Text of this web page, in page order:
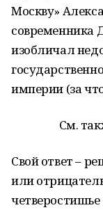
Москву»
современника
изобличал
империи (за
См.
Свой ответ –
или